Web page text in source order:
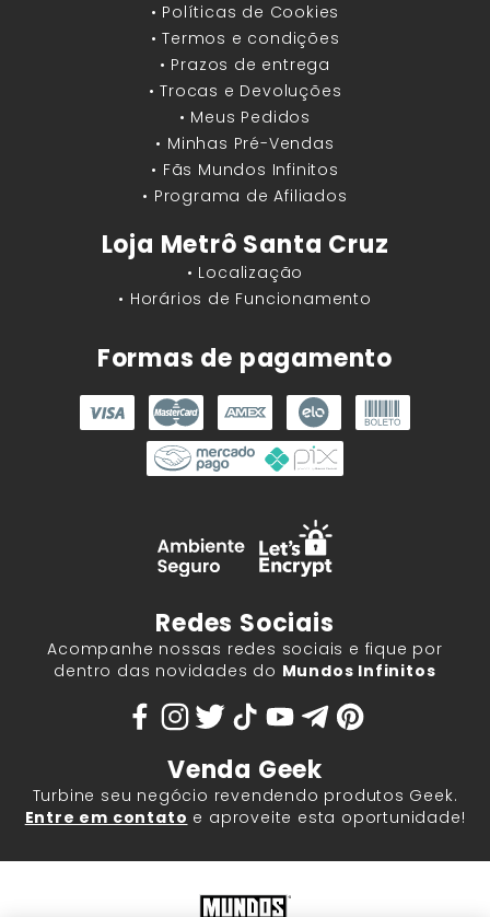
• Políticas de Cookies
• Termos e condições
• Prazos de entrega
• Trocas e Devoluções
• Meus Pedidos
• Minhas Pré-Vendas
• Fãs Mundos Infinitos
• Programa de Afiliados
Loja Metrô Santa Cruz
• Localização
• Horários de Funcionamento
Formas de pagamento
Redes Sociais
Acompanhe nossas redes sociais e fique por
dentro das novidades do Mundos Infinitos
Venda Geek
Turbine seu negócio revendendo produtos Geek.
Entre em contato e aproveite esta oportunidade!